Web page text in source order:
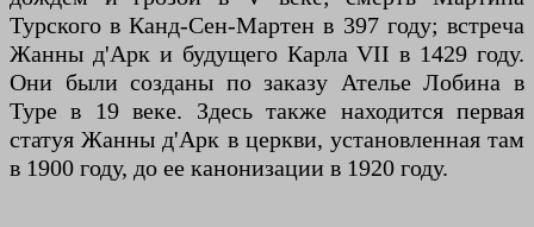
Турского в Канд-Сен-Мартен в 397 году; встреча
Жанны д'Арк и будущего Карла VII в 1429 году.
Они были созданы по заказу Ателье Лобина в
Туре в 19 веке. Здесь также находится первая
статуя Жанны д'Арк в церкви, установленная там
в 1900 году, до ее канонизации в 1920 году.